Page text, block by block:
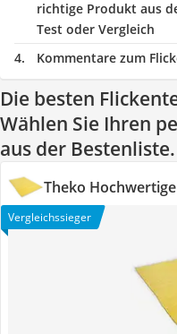
richtige Produkt aus
Test oder Vergleich
Kommentare zum
Die besten
Wählen Sie Ihren
aus der Bestenliste.
Theko
Vergleichssieger